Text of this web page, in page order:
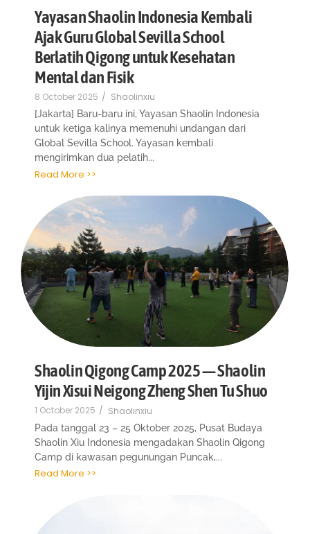
Yayasan Shaolin Indonesia Kembali
Ajak Guru Global Sevilla School
Berlatih Qigong untuk Kesehatan
Mental dan Fisik
8 October 2025 / Shaolinxiu
[Jakarta] Baru-baru ini, Yayasan Shaolin Indonesia
untuk ketiga kalinya memenuhi undangan dari
Global Sevilla School. Yayasan kembali
mengirimkan dua pelatih...
Read More >>
Shaolin Qigong Camp 2025 — Shaolin
Yijin Xisui Neigong Zheng Shen Tu Shuo
1 October 2025 / Shaolinxiu
Pada tanggal 23 – 25 Oktober 2025, Pusat Budaya
Shaolin Xiu Indonesia mengadakan Shaolin Qigong
Camp di kawasan pegunungan Puncak,...
Read More >>